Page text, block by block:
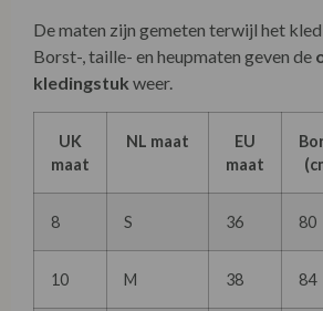
De maten zijn gemeten terwijl het
Borst-, taille- en heupmaten geven de
kledingstuk weer.
UK
maat
NL maat
EU
maat
8 S 36 80
10 M 38 84